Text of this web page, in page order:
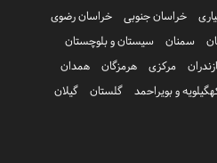
خراسان جنوبی
خراسان رضوی
سمنان
سیستان و بلوچستان
مرکزی هرمزگان
همدان
و بویراحمد گلستان
گیلان